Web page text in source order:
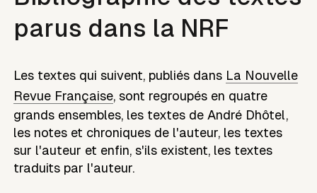
parus dans la NRF
Les textes qui suivent, publiés dans La Nouvelle
Revue Française, sont regroupés en quatre
grands ensembles, les textes de André Dhôtel,
les notes et chroniques de l'auteur, les textes
sur l'auteur et enfin, s'ils existent, les textes
traduits par l'auteur.